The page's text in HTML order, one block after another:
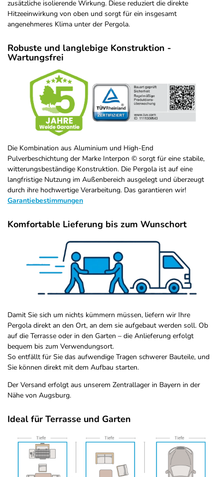
zusätzliche isolierende Wirkung. Diese reduziert die direkte
Hitzeeinwirkung von oben und sorgt für ein insgesamt
angenehmeres Klima unter der Pergola.
Robuste und langlebige Konstruktion -
Wartungsfrei
Die Kombination aus Aluminium und High-End
Pulverbeschichtung der Marke Interpon © sorgt für eine stabile,
witterungsbeständige Konstruktion. Die Pergola ist auf eine
langfristige Nutzung im Außenbereich ausgelegt und überzeugt
durch ihre hochwertige Verarbeitung. Das garantieren wir!
Garantiebestimmungen
Komfortable Lieferung bis zum Wunschort
Damit Sie sich um nichts kümmern müssen, liefern wir Ihre
Pergola direkt an den Ort, an dem sie aufgebaut werden soll. Ob
auf die Terrasse oder in den Garten – die Anlieferung erfolgt
bequem bis zum Verwendungsort.
So entfällt für Sie das aufwendige Tragen schwerer Bauteile, und
Sie können direkt mit dem Aufbau starten.
Der Versand erfolgt aus unserem Zentrallager in Bayern in der
Nähe von Augsburg.
Ideal für Terrasse und Garten